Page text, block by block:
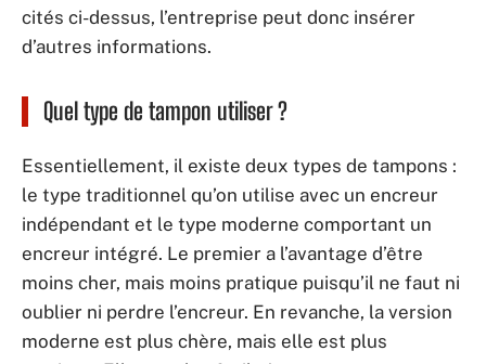
cités ci-dessus, l’entreprise peut donc insérer
d’autres informations.
Quel type de tampon utiliser ?
Essentiellement, il existe deux types de tampons :
le type traditionnel qu’on utilise avec un encreur
indépendant et le type moderne comportant un
encreur intégré. Le premier a l’avantage d’être
moins cher, mais moins pratique puisqu’il ne faut ni
oublier ni perdre l’encreur. En revanche, la version
moderne est plus chère, mais elle est plus